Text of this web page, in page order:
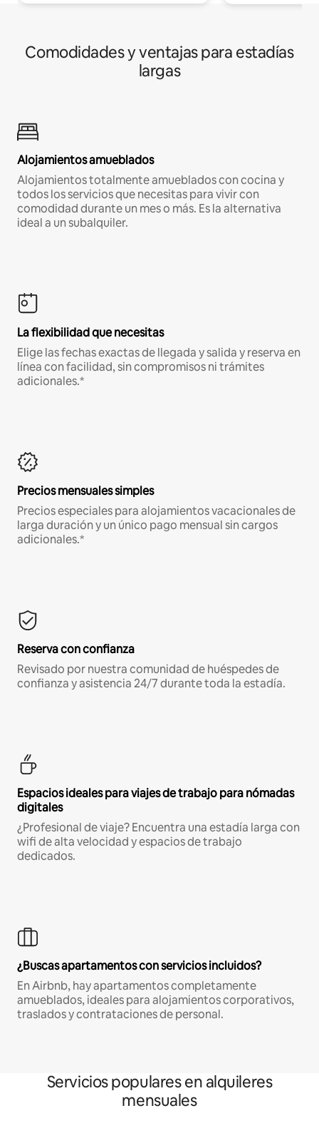
Comodidades y ventajas para estadías
largas
Alojamientos amueblados
Alojamientos totalmente amueblados con cocina y
todos los servicios que necesitas para vivir con
comodidad durante un mes o más. Es la alternativa
ideal a un subalquiler.
La flexibilidad que necesitas
Elige las fechas exactas de llegada y salida y reserva en
línea con facilidad, sin compromisos ni trámites
adicionales.*
Precios mensuales simples
Precios especiales para alojamientos vacacionales de
larga duración y un único pago mensual sin cargos
adicionales.*
Reserva con confianza
Revisado por nuestra comunidad de huéspedes de
confianza y asistencia 24/7 durante toda la estadía.
Espacios ideales para viajes de trabajo para nómadas
digitales
¿Profesional de viaje? Encuentra una estadía larga con
wifi de alta velocidad y espacios de trabajo
dedicados.
¿Buscas apartamentos con servicios incluidos?
En Airbnb, hay apartamentos completamente
amueblados, ideales para alojamientos corporativos,
traslados y contrataciones de personal.
Servicios populares en alquileres
mensuales